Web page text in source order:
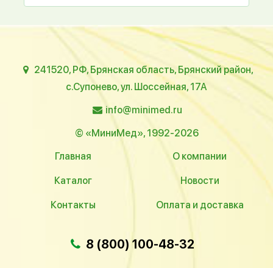
241520, РФ, Брянская область, Брянский район,
с.Супонево, ул. Шоссейная, 17А
info@minimed.ru
© «МиниМед», 1992-2026
Главная
О компании
Каталог Новости
Контакты Оплата и доставка
8 (800) 100-48-32